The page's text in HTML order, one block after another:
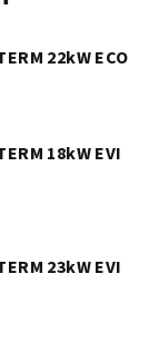
22kW ECO
18kW EVI
23kW EVI